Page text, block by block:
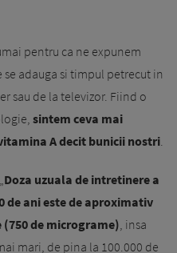
pentru ca ne expunem
adauga si tim­pul petrecut in
sau de la televizor. Fiind o
sintem ceva mai
A decit bunicii nostri
Doza uzuala de intretinere a
de ani este de aproximativ
de micrograme) , insa
mari, de pina la 100.000 de